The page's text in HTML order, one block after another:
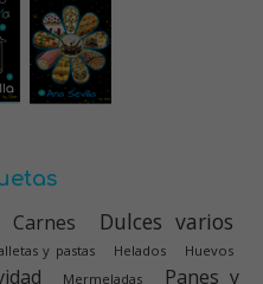
Carnes Dulces varios
y pastas Helados Huevos
Mermeladas
Panes y